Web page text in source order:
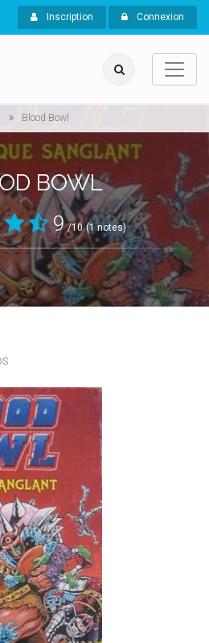
Inscription Connexion
Blood Bowl
BOWL
9 /10 (1 notes)